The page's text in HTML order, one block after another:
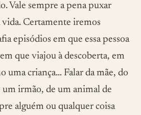
Vale sempre a pena puxar
Certamente iremos
episódios em que essa pessoa
que viajou à descoberta, em
uma criança… Falar da mãe, do
irmão, de um animal de
alguém ou qualquer coisa